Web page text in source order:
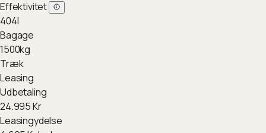
Effektivitet
404l
Bagage
1500kg
Træk
Leasing
Udbetaling
24.995Kr
Leasingydelse